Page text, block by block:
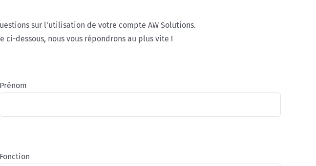
sur l’utilisation de votre compte AW Solutions.
ci-dessous, nous vous répondrons au plus vite !
Prénom
Fonction